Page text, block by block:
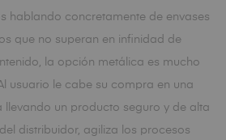
hablando concretamente de envases
que no superan en infinidad de
la opción metálica es mucho
usuario le cabe su compra en una
llevando un producto seguro y de alta
distribuidor, agiliza los procesos